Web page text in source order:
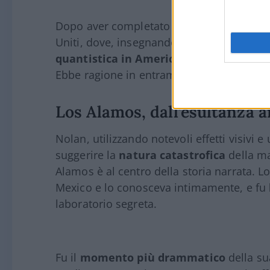
Dopo aver completato la sua formazione
Uniti, dove, insegnando a Berkeley e al
quantistica in America
e dove
Ebbe ragione in entrambi i casi, ma la
Los Alamos, dall’esultanza
Nolan, utilizzando notevoli effetti visivi
suggerire la natura catastrofica della
Alamos è al centro della storia narrata.
Mexico e lo conosceva intimamente, e
laboratorio segreta.
Fu il momento più drammatico della